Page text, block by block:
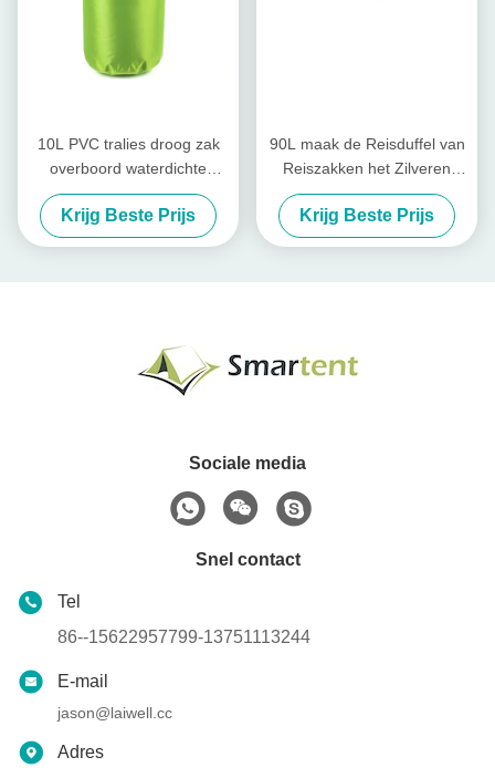
10L PVC tralies droog zak
overboord waterdichte
zakken kajakken kanoën
zwemmen duiken
Krijg Beste Prijs
90L maak de Reisduffel van
Reiszakken het Zilveren
Zwarte Zakken Kamperen
waterdicht
Krijg Beste Prijs
Sociale media
Snel contact
Tel
86--15622957799-13751113244
E-mail
jason@laiwell.cc
Adres